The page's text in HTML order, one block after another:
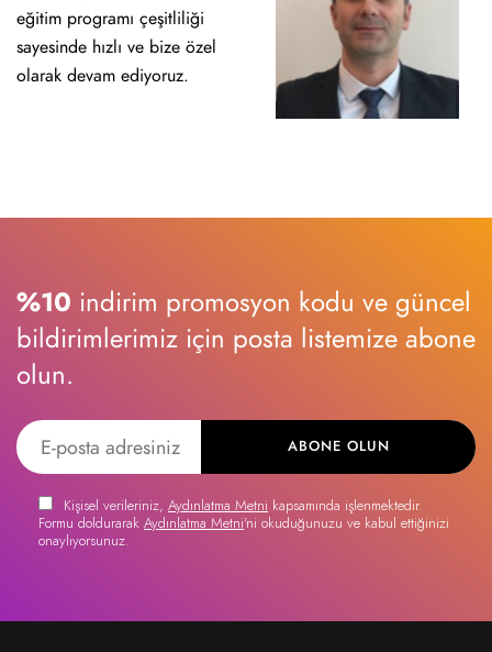
eğitim programı çeşitliliği
sayesinde hızlı ve bize özel
olarak devam ediyoruz.
%10 indirim promosyon kodu ve güncel
bildirimlerimiz için posta listemize abone
olun.
ABONE OLUN
Kişisel verileriniz, Aydınlatma Metni kapsamında işlenmektedir.
Formu doldurarak Aydınlatma Metni'ni okuduğunuzu ve kabul ettiğinizi
onaylıyorsunuz.